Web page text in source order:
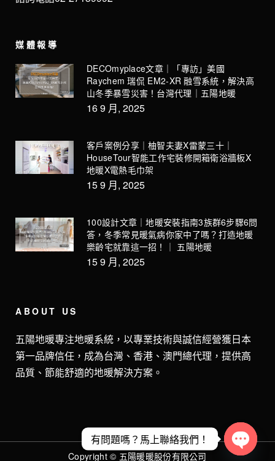
媒體報導
DECOmyplace文章｜「專訪」美國
Raychem 瑞侃 EM2-XR 融雪系統，解決高
山冬季暴雪災害！台灣代理｜五陽地暖
16 9 月, 2025
客戶案例分享｜柚智夫妻X雷蒙三十｜
HouseTour智能工作宅裝修開箱衛浴牆板X
地暖X電熱毛巾架
15 9 月, 2025
100設計文章｜地暖安裝指南3族群6步驟6問
答，冬季常見暖氣病你家中了嗎？打造地暖
樂齡宅就靠這一招！｜ 五陽地暖
15 9 月, 2025
ABOUT US
五陽地暖專注地暖系統，以專業技術與誠信經營獲日本
第一品牌信任，成為台灣、香港、澳門總代理，提供高
品質、節能舒適的地暖解決方案。
Copyright © 五陽暖暖股份有限公司
有問題嗎？馬上聯絡我們！